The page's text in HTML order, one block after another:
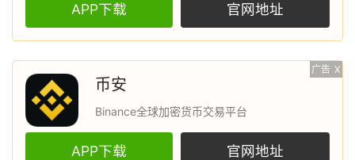
APP下载 官网地址
广告 X
币安
Binance全球加密货币交易平台
APP下载 官网地址